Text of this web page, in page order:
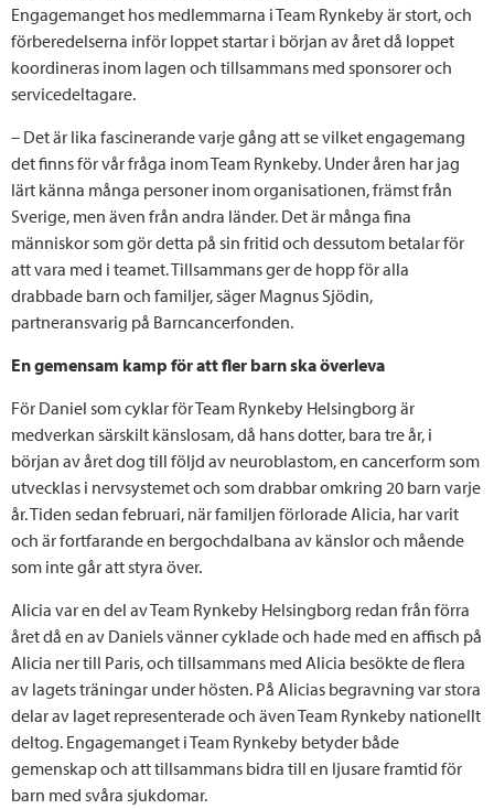
Engagemanget hos medlemmarna i Team Rynkeby är stort, och
förberedelserna inför loppet startar i början av året då loppet
koordineras inom lagen och tillsammans med sponsorer och
servicedeltagare.
– Det är lika fascinerande varje gång att se vilket engagemang
det finns för vår fråga inom Team Rynkeby. Under åren har jag
lärt känna många personer inom organisationen, främst från
Sverige, men även från andra länder. Det är många fina
människor som gör detta på sin fritid och dessutom betalar för
att vara med i teamet. Tillsammans ger de hopp för alla
drabbade barn och familjer, säger Magnus Sjödin,
partneransvarig på Barncancerfonden.
En gemensam kamp för att fler barn ska överleva
För Daniel som cyklar för Team Rynkeby Helsingborg är
medverkan särskilt känslosam, då hans dotter, bara tre år, i
början av året dog till följd av neuroblastom, en cancerform som
utvecklas i nervsystemet och som drabbar omkring 20 barn varje
år. Tiden sedan februari, när familjen förlorade Alicia, har varit
och är fortfarande en bergochdalbana av känslor och mående
som inte går att styra över.
Alicia var en del av Team Rynkeby Helsingborg redan från förra
året då en av Daniels vänner cyklade och hade med en affisch på
Alicia ner till Paris, och tillsammans med Alicia besökte de flera
av lagets träningar under hösten. På Alicias begravning var stora
delar av laget representerade och även Team Rynkeby nationellt
deltog. Engagemanget i Team Rynkeby betyder både
gemenskap och att tillsammans bidra till en ljusare framtid för
barn med svåra sjukdomar.